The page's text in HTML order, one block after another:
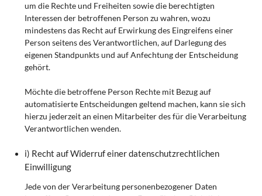
um die Rechte und Freiheiten sowie die berechtigten
Interessen der betroffenen Person zu wahren, wozu
mindestens das Recht auf Erwirkung des Eingreifens einer
Person seitens des Verantwortlichen, auf Darlegung des
eigenen Standpunkts und auf Anfechtung der Entscheidung
gehört.
Möchte die betroffene Person Rechte mit Bezug auf
automatisierte Entscheidungen geltend machen, kann sie sich
hierzu jederzeit an einen Mitarbeiter des für die Verarbeitung
Verantwortlichen wenden.
i) Recht auf Widerruf einer datenschutzrechtlichen
Einwilligung
Jede von der Verarbeitung personenbezogener Daten